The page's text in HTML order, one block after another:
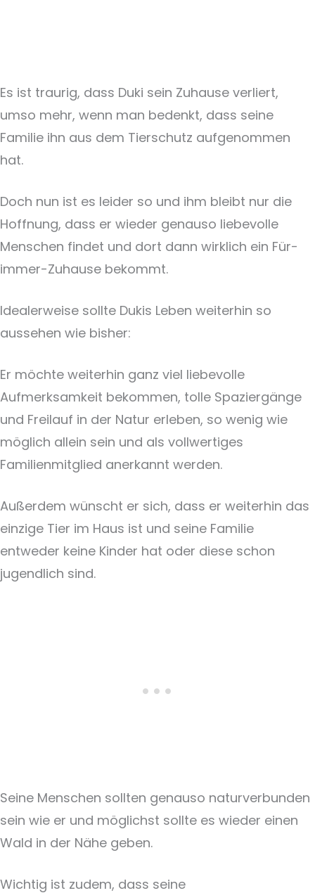
Es ist traurig, dass Duki sein Zuhause verliert,
umso mehr, wenn man bedenkt, dass seine
Familie ihn aus dem Tierschutz aufgenommen
hat.
Doch nun ist es leider so und ihm bleibt nur die
Hoffnung, dass er wieder genauso liebevolle
Menschen findet und dort dann wirklich ein Für-
immer-Zuhause bekommt.
Idealerweise sollte Dukis Leben weiterhin so
aussehen wie bisher:
Er möchte weiterhin ganz viel liebevolle
Aufmerksamkeit bekommen, tolle Spaziergänge
und Freilauf in der Natur erleben, so wenig wie
möglich allein sein und als vollwertiges
Familienmitglied anerkannt werden.
Außerdem wünscht er sich, dass er weiterhin das
einzige Tier im Haus ist und seine Familie
entweder keine Kinder hat oder diese schon
jugendlich sind.
Seine Menschen sollten genauso naturverbunden
sein wie er und möglichst sollte es wieder einen
Wald in der Nähe geben.
Wichtig ist zudem, dass seine